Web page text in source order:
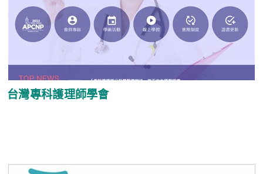
台灣專科護理師學會